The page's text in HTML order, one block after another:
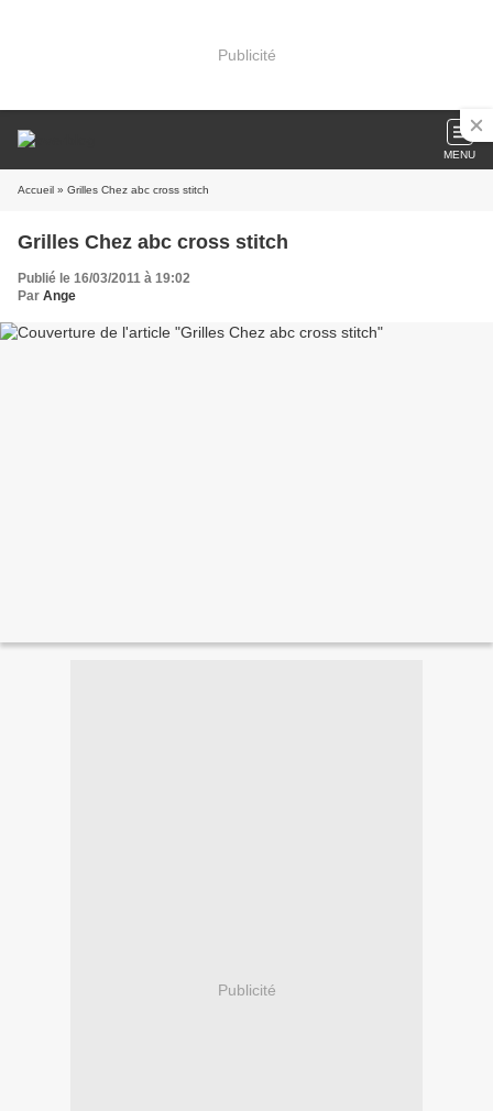
Publicité
MENU
Accueil » Grilles Chez abc cross stitch
Grilles Chez abc cross stitch
Publié le 16/03/2011 à 19:02
Par Ange
Publicité